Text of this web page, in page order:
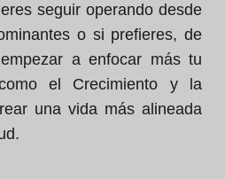
seguir operando desde
o si prefieres, de
a enfocar más tu
el Crecimiento y la
una vida más alineada